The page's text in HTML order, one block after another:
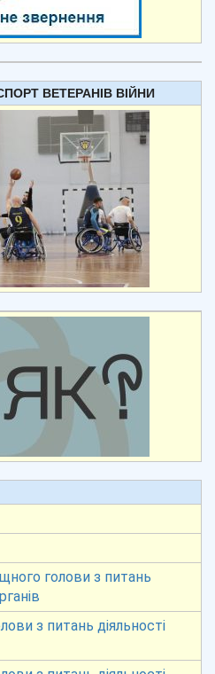
ВЕТЕРАНІВ ВІЙНИ
голови з питань
з питань діяльності